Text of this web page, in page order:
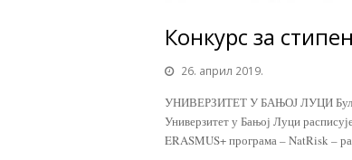
Конкурс за
26. април 2019.
УНИВЕРЗИТЕТ У БАЊОЈ ЛУЦИ
Универзитет у Бањој Луци
ERASMUS+ програма – NatRisk –